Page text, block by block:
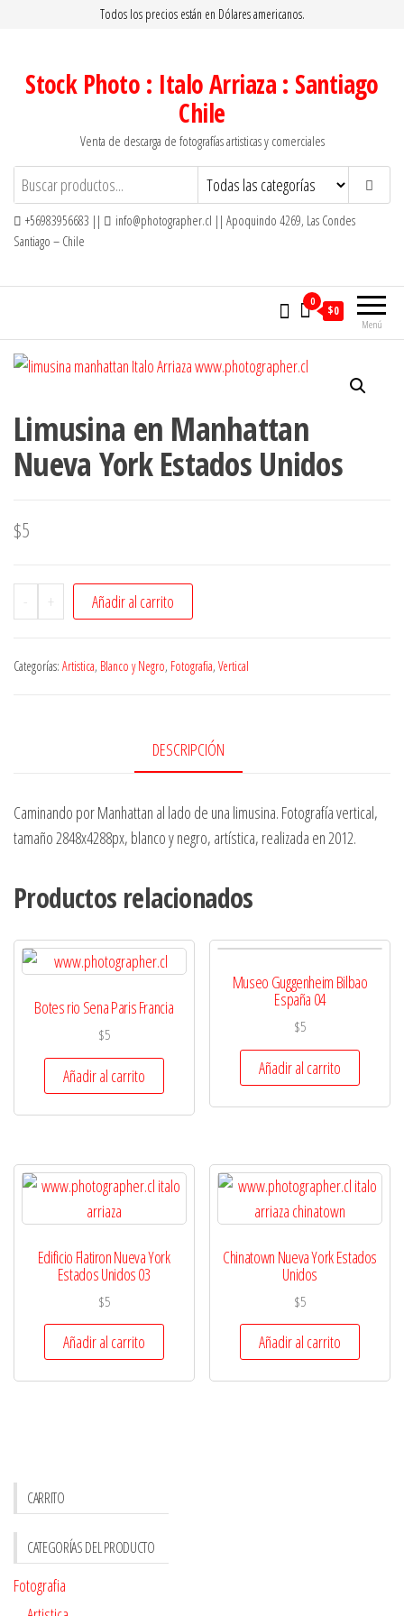
Todos los precios están en Dólares americanos.
Stock Photo : Italo Arriaza : Santiago
Chile
Venta de descarga de fotografías artisticas y comerciales
+56983956683 ||
info@photographer.cl || Apoquindo 4269, Las Condes
Santiago – Chile
Menú
0
$0
Limusina en Manhattan
Nueva York Estados Unidos
$5
- + Añadir al carrito
Categorías: Artistica, Blanco y Negro, Fotografia, Vertical
DESCRIPCIÓN
Caminando por Manhattan al lado de una limusina. Fotografía vertical,
tamaño 2848x4288px, blanco y negro, artística, realizada en 2012.
Productos relacionados
Botes rio Sena Paris Francia
$5
Añadir al carrito
Museo Guggenheim Bilbao
España 04
$5
Añadir al carrito
Edificio Flatiron Nueva York
Estados Unidos 03
$5
Añadir al carrito
Chinatown Nueva York Estados
Unidos
$5
Añadir al carrito
CARRITO
CATEGORÍAS DEL PRODUCTO
Fotografia